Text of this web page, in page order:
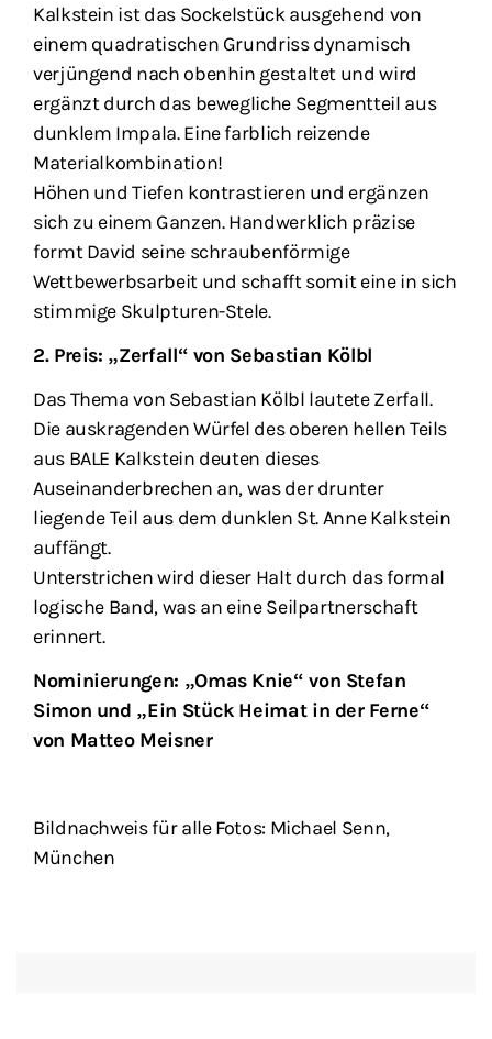
Kalkstein ist das Sockelstück ausgehend von
einem quadratischen Grundriss dynamisch
verjüngend nach obenhin gestaltet und wird
ergänzt durch das bewegliche Segmentteil aus
dunklem Impala. Eine farblich reizende
Materialkombination!
Höhen und Tiefen kontrastieren und ergänzen
sich zu einem Ganzen. Handwerklich präzise
formt David seine schraubenförmige
Wettbewerbsarbeit und schafft somit eine in sich
stimmige Skulpturen-Stele.
2. Preis: „Zerfall“ von Sebastian Kölbl
Das Thema von Sebastian Kölbl lautete Zerfall.
Die auskragenden Würfel des oberen hellen Teils
aus BALE Kalkstein deuten dieses
Auseinanderbrechen an, was der drunter
liegende Teil aus dem dunklen St. Anne Kalkstein
auffängt.
Unterstrichen wird dieser Halt durch das formal
logische Band, was an eine Seilpartnerschaft
erinnert.
Nominierungen: „Omas Knie“ von Stefan
Simon und „Ein Stück Heimat in der Ferne“
von Matteo Meisner
Bildnachweis für alle Fotos: Michael Senn,
München